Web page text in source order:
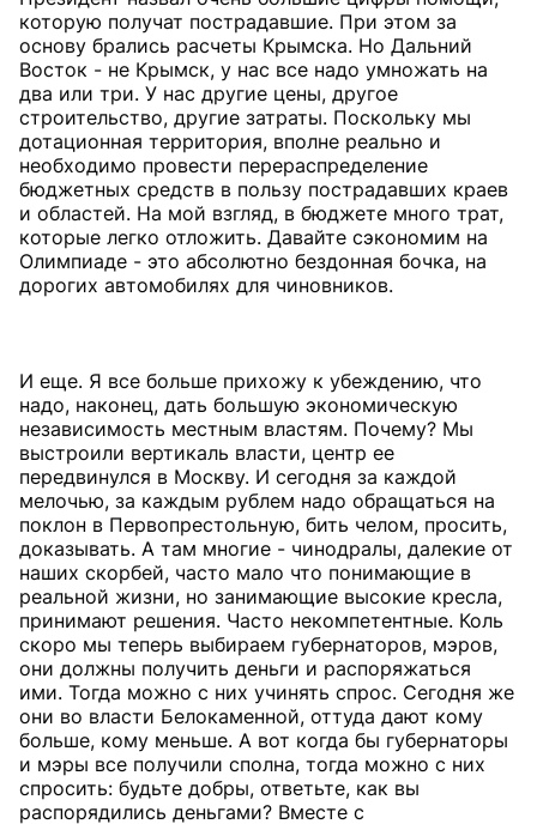
которую получат пострадавшие. При этом за
основу брались расчеты Крымска. Но Дальний
Восток - не Крымск, у нас все надо умножать на
два или три. У нас другие цены, другое
строительство, другие затраты. Поскольку мы
дотационная территория, вполне реально и
необходимо провести перераспределение
бюджетных средств в пользу пострадавших краев
и областей. На мой взгляд, в бюджете много трат,
которые легко отложить. Давайте сэкономим на
Олимпиаде - это абсолютно бездонная бочка, на
дорогих автомобилях для чиновников.
И еще. Я все больше прихожу к убеждению, что
надо, наконец, дать большую экономическую
независимость местным властям. Почему? Мы
выстроили вертикаль власти, центр ее
передвинулся в Москву. И сегодня за каждой
мелочью, за каждым рублем надо обращаться на
поклон в Первопрестольную, бить челом, просить,
доказывать. А там многие - чинодралы, далекие от
наших скорбей, часто мало что понимающие в
реальной жизни, но занимающие высокие кресла,
принимают решения. Часто некомпетентные. Коль
скоро мы теперь выбираем губернаторов, мэров,
они должны получить деньги и распоряжаться
ими. Тогда можно с них учинять спрос. Сегодня же
они во власти Белокаменной, оттуда дают кому
больше, кому меньше. А вот когда бы губернаторы
и мэры все получили сполна, тогда можно с них
спросить: будьте добры, ответьте, как вы
распорядились деньгами? Вместе с